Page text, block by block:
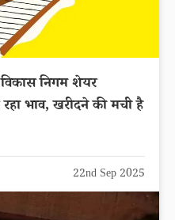
निगम शेयर
भाव, खरीदने की मची है
22nd Sep 2025